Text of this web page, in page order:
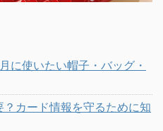
に使いたい帽子・バッグ・
カード情報を守るために知